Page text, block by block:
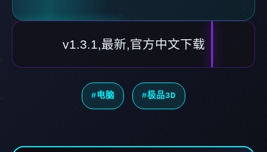
v1.3.1,最新,官方中文下载
#电脑 #极品3D